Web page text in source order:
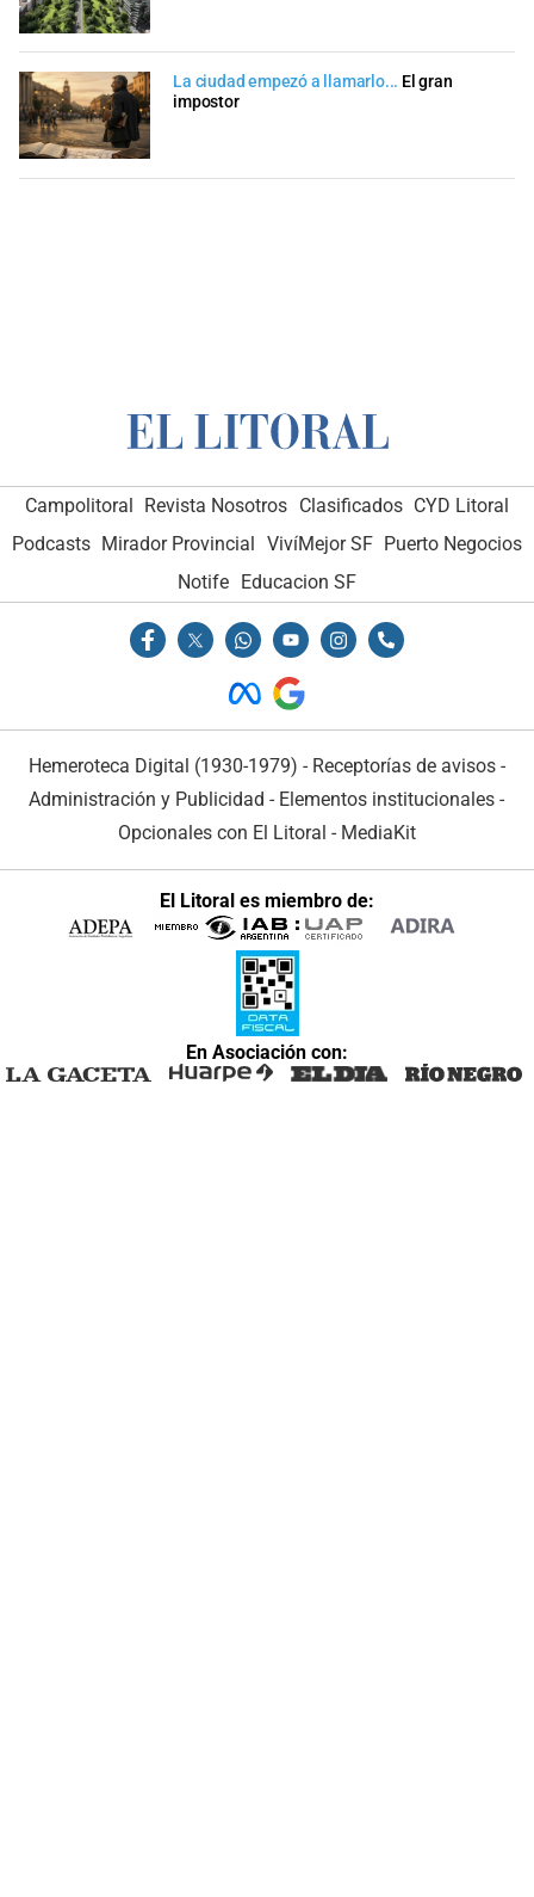
La ciudad empezó a llamarlo... El gran
impostor
Campolitoral Revista Nosotros Clasificados CYD Litoral
Podcasts Mirador Provincial VivíMejor SF Puerto Negocios
Notife Educacion SF
Hemeroteca Digital (1930-1979) - Receptorías de avisos -
Administración y Publicidad - Elementos institucionales -
Opcionales con El Litoral - MediaKit
El Litoral es miembro de:
En Asociación con: